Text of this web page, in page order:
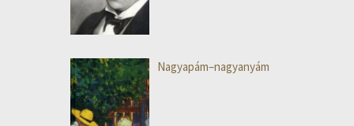
Nagyapám–nagyanyám